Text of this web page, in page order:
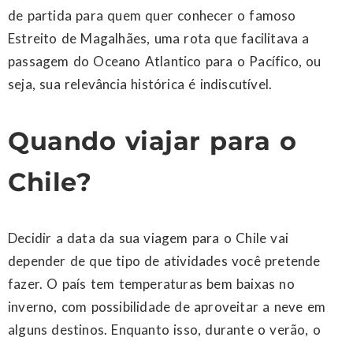
de partida para quem quer conhecer o famoso
Estreito de Magalhães, uma rota que facilitava a
passagem do Oceano Atlantico para o Pacífico, ou
seja, sua relevância histórica é indiscutível.
Quando viajar para o
Chile?
Decidir a data da sua viagem para o Chile vai
depender de que tipo de atividades você pretende
fazer. O país tem temperaturas bem baixas no
inverno, com possibilidade de aproveitar a neve em
alguns destinos. Enquanto isso, durante o verão, o